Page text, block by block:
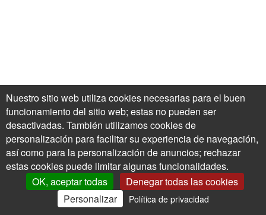
Mi Cuenta Ofertas Cesta
Nuestro sitio web utiliza cookies necesarias para el buen
funcionamiento del sitio web; estas no pueden ser
desactivadas. También utilizamos cookies de
personalización para facilitar su experiencia de navegación,
así como para la personalización de anuncios; rechazar
estas cookies puede limitar algunas funcionalidades.
OK, aceptar todas
Denegar todas las cookies
Personalizar
Política de privacidad